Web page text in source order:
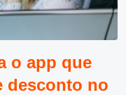
o app que
desconto no